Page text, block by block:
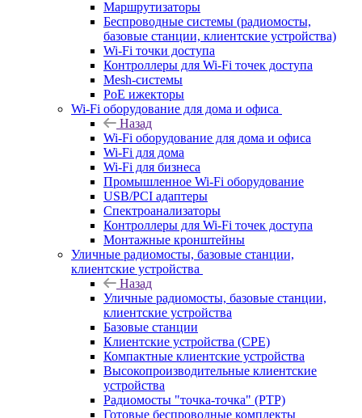
Маршрутизаторы
Беспроводные системы (радиомосты,
базовые станции, клиентские устройства)
Wi-Fi точки доступа
Контроллеры для Wi-Fi точек доступа
Mesh-системы
PoE ижекторы
Wi-Fi оборудование для дома и офиса
Назад
Wi-Fi оборудование для дома и офиса
Wi-Fi для дома
Wi-Fi для бизнеса
Промышленное Wi-Fi оборудование
USB/PCI адаптеры
Cпектроанализаторы
Контроллеры для Wi-Fi точек доступа
Монтажные кронштейны
Уличные радиомосты, базовые станции,
клиентские устройства
Назад
Уличные радиомосты, базовые станции,
клиентские устройства
Базовые станции
Клиентские устройства (CPE)
Компактные клиентские устройства
Высокопроизводительные клиентские
устройства
Радиомосты "точка-точка" (PTP)
Готовые беспроводные комплекты